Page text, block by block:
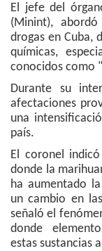
El jefe del
(Minint),
drogas en Cuba,
químicas,
conocidos como
Durante su
afectaciones
una
país.
El coronel
donde la
ha aumentado
un cambio en
señaló el
donde
estas sustancias